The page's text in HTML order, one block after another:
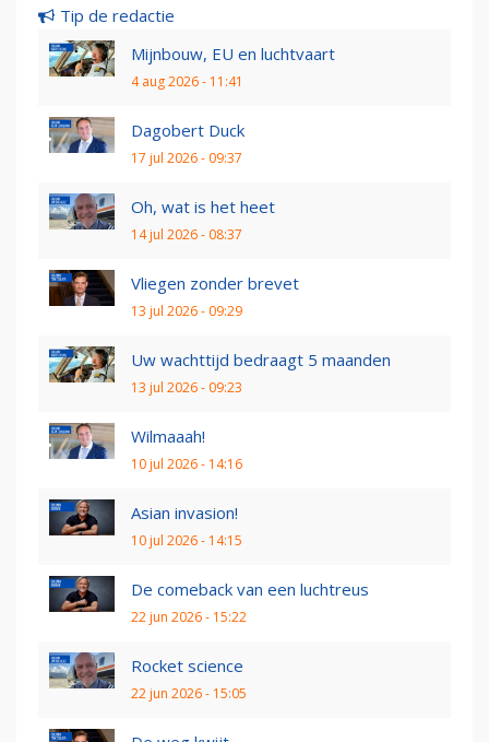
Tip de redactie
Mijnbouw, EU en luchtvaart
4 aug 2026 - 11:41
Dagobert Duck
17 jul 2026 - 09:37
Oh, wat is het heet
14 jul 2026 - 08:37
Vliegen zonder brevet
13 jul 2026 - 09:29
Uw wachttijd bedraagt 5 maanden
13 jul 2026 - 09:23
Wilmaaah!
10 jul 2026 - 14:16
Asian invasion!
10 jul 2026 - 14:15
De comeback van een luchtreus
22 jun 2026 - 15:22
Rocket science
22 jun 2026 - 15:05